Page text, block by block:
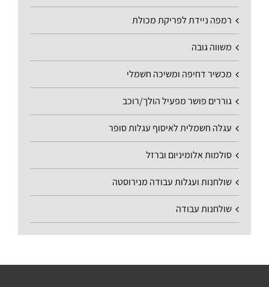
רמפה ניידת לפריקת מכולת
משווה גובה
מכשיר דחיפה ומשיכה חשמלי
גוררים פושר מפעיל הולך/רוכב
עגלה חשמלית לאיסוף עגלות סופר
סולמות אלומיניום וברזל
שולחנות ועגלות עבודה מנירוסטה
שולחנות עבודה